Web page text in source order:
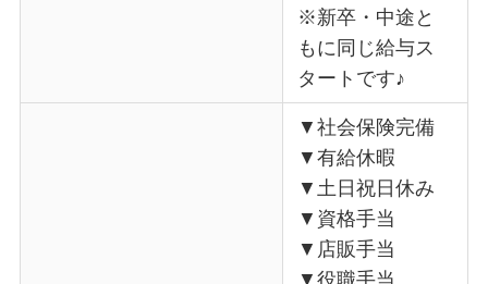
※新卒・中途と
もに同じ給与ス
タートです♪
▼社会保険完備
▼有給休暇
▼土日祝日休み
▼資格手当
▼店販手当